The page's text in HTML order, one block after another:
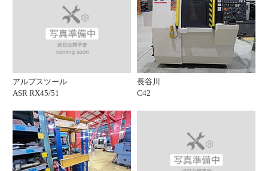
アルプスツール
ASR RX45/51
長谷川
C42